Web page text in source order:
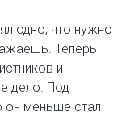
одно, что нужно
Теперь
и
дело. Под
он меньше стал